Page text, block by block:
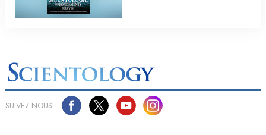
SUIVEZ-NOUS